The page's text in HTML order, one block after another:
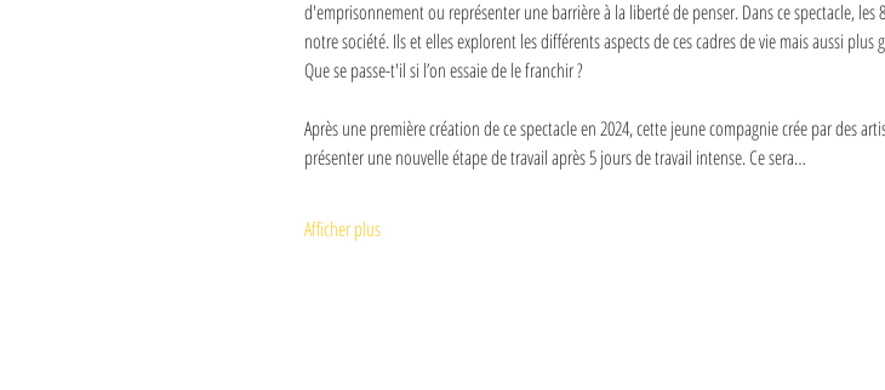
d'emprisonnement ou représenter une barrière à la liberté de penser. Dans ce spectacle,
notre société. Ils et elles explorent les différents aspects de ces cadres de vie mais aussi
Que se passe-t'il si l’on essaie de le franchir ?
Après une première création de ce spectacle en 2024, cette jeune compagnie crée par des
présenter une nouvelle étape de travail après 5 jours de travail intense. Ce sera…
Afficher plus